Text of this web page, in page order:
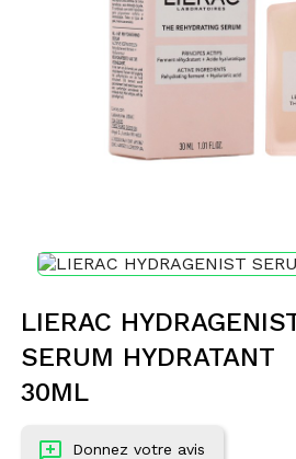
LIERAC
SERUM HYDRATANT
30ML
Donnez votre avis